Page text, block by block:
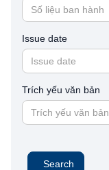
Issue date
Trích yếu văn bản
Search